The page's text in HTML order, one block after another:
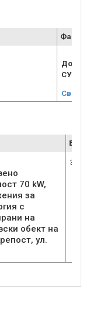
Файл
Свали
Брой
70 kW,
за
с
на
обект на
ул.
3